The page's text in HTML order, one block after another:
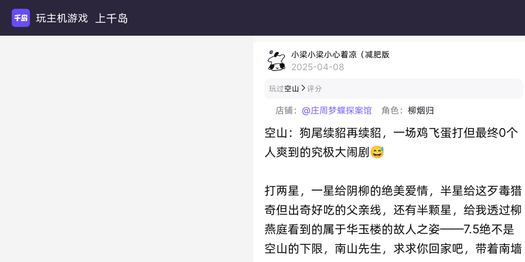
玩主机游戏 上千岛
小梁小梁小心着凉（减肥版
2025-04-08
玩过空山 评分
店铺： @庄周梦蝶探案馆 角色： 柳烟归
空山：狗尾续貂再续貂，一场鸡飞蛋打但最终0个
人爽到的究极大闹剧😅
打两星，一星给阴柳的绝美爱情，半星给这歹毒猎
奇但出奇好吃的父亲线，还有半颗星，给我透过柳
燕庭看到的属于华玉楼的故人之姿——7.5绝不是
空山的下限，南山先生，求求你回家吧，带着南墙